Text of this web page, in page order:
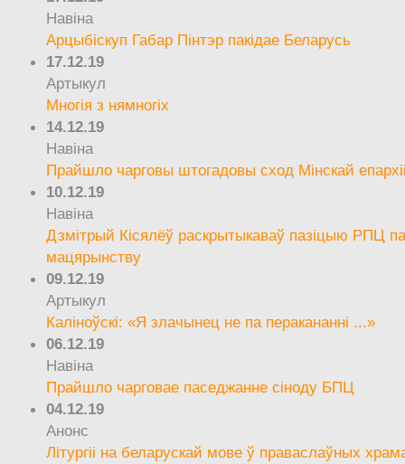
Навіна
Арцыбіскуп Габар Пінтэр пакідае Беларусь
17.12.19
Артыкул
Многія з нямногіх
14.12.19
Навіна
Прайшло чарговы штогадовы сход Мінскай
10.12.19
Навіна
Дзмітрый Кісялёў раскрытыкаваў пазіцыю РПЦ
мацярынству
09.12.19
Артыкул
Каліноўскі: «Я злачынец не па перакананні ...»
06.12.19
Навіна
Прайшло чарговае паседжанне сіноду БПЦ
04.12.19
Анонс
Літургіі на беларускай мове ў праваслаўных